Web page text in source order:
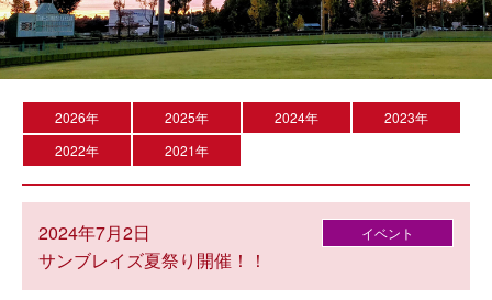
2026年 2025年 2024年
2023年
2022年
2021年
2024年7月2日 イベント
サンブレイズ夏祭り開催！！